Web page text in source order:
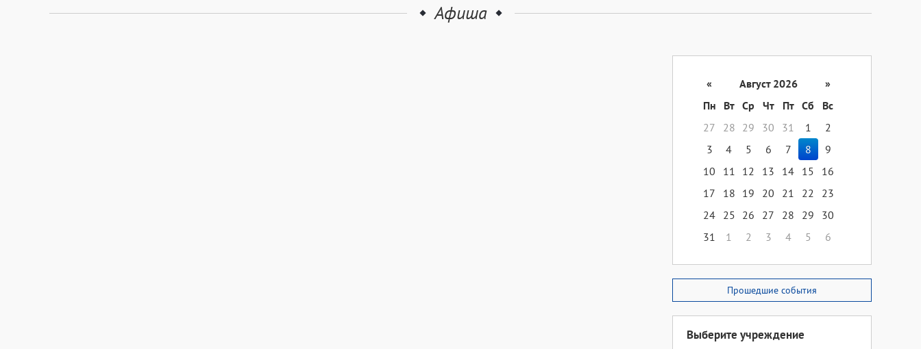
Афиша
« Август 2026
»
Пн
Вт Ср Чт Пт Сб
Вс
27
28 29 30 31 1
2
3
4 5 6 7 8
9
10
11 12 13 14 15
16
17
18 19 20 21 22
23
24 25 26 27 28 29
30
31
1 2 3 4 5 6
Прошедшие события
Выберите учреждение